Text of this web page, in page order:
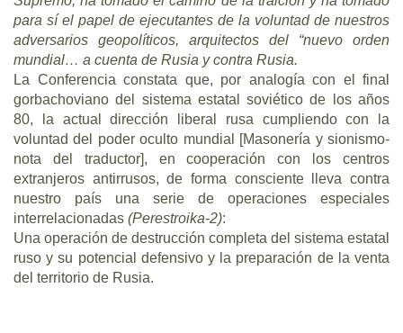
para sí el papel de ejecutantes de la voluntad de nuestros
adversarios geopolíticos, arquitectos del “nuevo orden
mundial… a cuenta de Rusia y contra Rusia.
La Conferencia constata que, por analogía con el final
gorbachoviano del sistema estatal soviético de los años
80, la actual dirección liberal rusa cumpliendo con la
voluntad del poder oculto mundial [Masonería y sionismo-
nota del traductor], en cooperación con los centros
extranjeros antirrusos, de forma consciente lleva contra
nuestro país una serie de operaciones especiales
interrelacionadas (Perestroika-2):
Una operación de destrucción completa del sistema estatal
ruso y su potencial defensivo y la preparación de la venta
del territorio de Rusia.